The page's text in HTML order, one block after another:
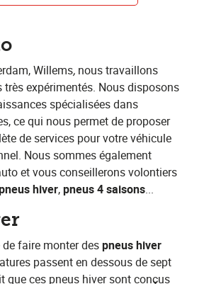
Willems, ​nous travaillons
très expérimentés. Nous disposons
spécialisées dans
ce qui nous permet de proposer
de services pour votre véhicule
Nous sommes également
et vous conseillerons volontiers
hiver​,​ ​pneus 4 saisons​...
faire monter des​ pneus hiver​
passent en dessous de sept
que ces pneus hiver sont conçus